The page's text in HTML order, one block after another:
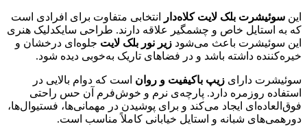
این سوئیشرت بلک لایت کلاه‌دار
انتخابی متفاوت برای افرادی است
که به استایل خاص و چشمگیر علاقه دارند. طراحی سایکدلیک هنری
این سوئیشرت باعث می‌شود زیر نور بلک لایت جلوه‌ای درخشان و
خیره‌کننده داشته باشد و در فضاهای تاریک به‌خوبی دیده شود.
سوئیشرت دارای زیپ باکیفیت و روان است که دوام بالایی در
استفاده روزمره دارد. پارچه‌ی نرم و خوش‌فرم آن حس راحتی
فوق‌العاده‌ای ایجاد می‌کند و برای پوشیدن در مهمانی‌ها، فستیوال‌ها،
دورهمی‌های شبانه و استایل خیابانی کاملاً مناسب است.